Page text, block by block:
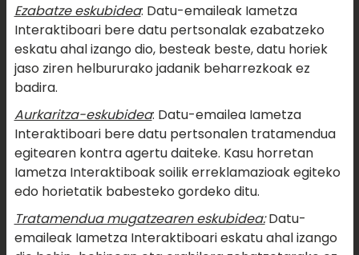
Ezabatze eskubidea: Datu-emaileak Iametza
Interaktiboari bere datu pertsonalak ezabatzeko
eskatu ahal izango dio, besteak beste, datu horiek
jaso ziren helbururako jadanik beharrezkoak ez
badira.
Aurkaritza-eskubidea: Datu-emailea Iametza
Interaktiboari bere datu pertsonalen tratamendua
egitearen kontra agertu daiteke. Kasu horretan
Iametza Interaktiboak soilik erreklamazioak egiteko
edo horietatik babesteko gordeko ditu.
Tratamendua mugatzearen eskubidea:Datu-
emaileak Iametza Interaktiboari eskatu ahal izango